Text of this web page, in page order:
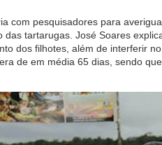
com pesquisadores para
das tartarugas. José Soares
dos filhotes, além de interferir
de em média 65 dias, sendo